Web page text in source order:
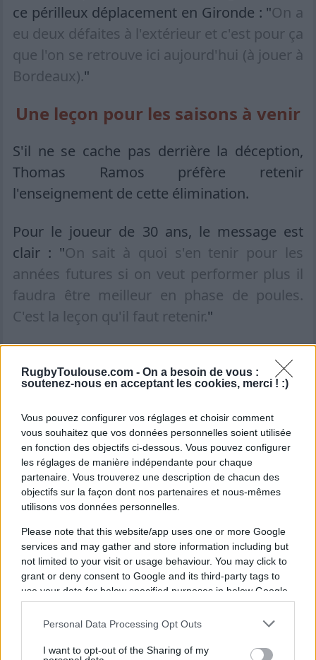
RugbyToulouse.com - On a besoin de vous :
soutenez-nous en acceptant les cookies, merci ! :)
Vous pouvez configurer vos réglages et choisir comment
vous souhaitez que vos données personnelles soient utilisée
en fonction des objectifs ci-dessous. Vous pouvez configurer
les réglages de manière indépendante pour chaque
partenaire. Vous trouverez une description de chacun des
objectifs sur la façon dont nos partenaires et nous-mêmes
utilisons vos données personnelles.
Please note that this website/app uses one or more Google
services and may gather and store information including but
not limited to your visit or usage behaviour. You may click to
grant or deny consent to Google and its third-party tags to
use your data for below specified purposes in below Google
consent section.
Personal Data Processing Opt Outs
I want to opt-out of the Sharing of my
ce périlleux déplacement en Gironde : "On a
eu deux défaites à l'extérieur et c'est pour ça
que l'on se retrouve ici aujourd'hui (à jouer à
Bordeaux)."
Une leçon pour les saisons à venir
S'il ne se cache pas derrière la déception,
Thomas Ramos préfère retenir
l'enseignement de cette élimination.
Pour le joueur de 30 ans, le message est
clair : "On sait à quoi s'en tenir pour les
années futures si on veut performer plus il
faudra être meilleur en phase de poules.
C'est la leçon qu'il faut retenir."
à vos sources préférées
À lire également :
Stade Toulousain : "Si on n'en fait pas
plus...", Antoine Dupont cash après
l'élimination face à l'UBB
Antoine Dupont liste les raisons de la
défaite du Stade Toulousain face à
l'UBB en quart de Champions Cup
Stade Toulousain : "J'ai bien peur...", Ugo
Mola annonce la mauvaise nouvelle
pour Anthony Jelonch après la défaite à
Bordeaux